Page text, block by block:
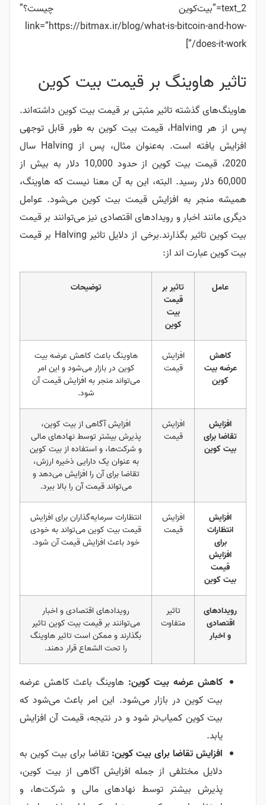
text_2=”بیت‌کوین چیست؟”
link=”https://bitmax.ir/blog/what-is-bitcoin-and-how-
does-it-work/”]
تاثیر هاوینگ بر قیمت بیت کوین
هاوینگ‌های گذشته تاثیر مثبتی بر قیمت بیت کوین داشته‌اند.
پس از هر Halving، قیمت بیت کوین به طور قابل توجهی
افزایش یافته است. به‌عنوان مثال، پس از Halving سال
2020، قیمت بیت کوین از حدود 10,000 دلار به بیش از
60,000 دلار رسید.
البته، این به آن معنا نیست که هاوینگ،
همیشه منجر به افزایش قیمت بیت کوین می‌شود. عوامل
دیگری مانند اخبار و رویدادهای اقتصادی نیز می‌توانند بر قیمت
بیت کوین تاثیر بگذارند.
برخی از دلایل تاثیر Halving بر قیمت
بیت کوین عبارت اند از:
عامل
تاثیر بر
قیمت
بیت
کوین
توضیحات
کاهش
عرضه بیت
کوین
افزایش
قیمت
هاوینگ باعث کاهش عرضه بیت
کوین در بازار می‌شود و این امر
می‌تواند منجر به افزایش قیمت آن
شود.
افزایش
تقاضا برای
بیت کوین
افزایش
قیمت
افزایش آگاهی از بیت کوین،
پذیرش بیشتر توسط نهادهای مالی
و شرکت‌ها، و استفاده از بیت کوین
به عنوان یک دارایی ذخیره ارزش،
تقاضا برای آن را افزایش می‌دهد و
می‌تواند قیمت آن را بالا ببرد.
افزایش
انتظارات
برای
افزایش
قیمت
بیت کوین
افزایش
قیمت
انتظارات سرمایه‌گذاران برای افزایش
قیمت بیت کوین می‌تواند به خودی
خود باعث افزایش قیمت آن شود.
رویدادهای
اقتصادی
و اخبار
تاثیر
متفاوت
رویدادهای اقتصادی و اخبار
می‌توانند بر قیمت بیت کوین تاثیر
بگذارند و ممکن است تاثیر هاوینگ
را تحت الشعاع قرار دهند.
کاهش عرضه بیت کوین: هاوینگ باعث کاهش عرضه
بیت کوین در بازار می‌شود. این امر باعث می‌شود که
بیت کوین کمیاب‌تر شود و در نتیجه، قیمت آن افزایش
یابد.
افزایش تقاضا برای بیت کوین: تقاضا برای بیت کوین به
دلایل مختلفی از جمله افزایش آگاهی از بیت کوین،
پذیرش بیشتر توسط نهادهای مالی و شرکت‌ها، و